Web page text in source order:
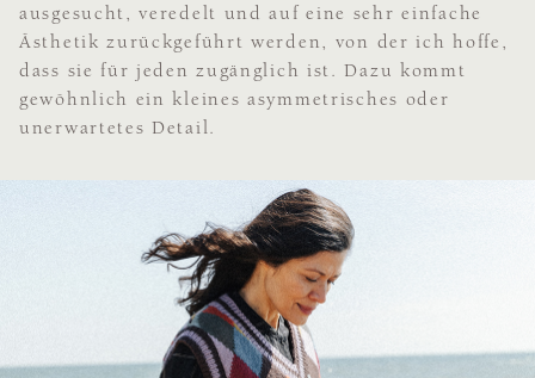
ausgesucht, veredelt und auf eine sehr einfache
Ästhetik zurückgeführt werden, von der ich hoffe,
dass sie für jeden zugänglich ist. Dazu kommt
gewöhnlich ein kleines asymmetrisches oder
unerwartetes Detail.